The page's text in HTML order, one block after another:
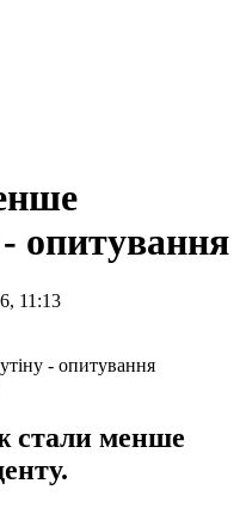
опитування
11:13
стали менше